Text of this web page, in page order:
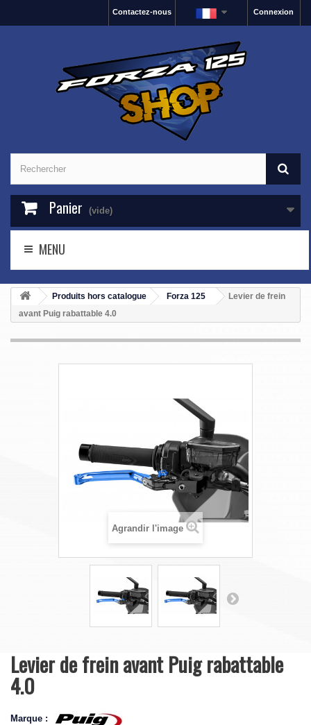
Connexion
Contactez-nous
Panier (vide)
MENU
Produits hors catalogue Forza 125
Levier de frein
avant Puig rabattable 4.0
Agrandir l'image
Levier de frein avant Puig rabattable
4.0
Marque :